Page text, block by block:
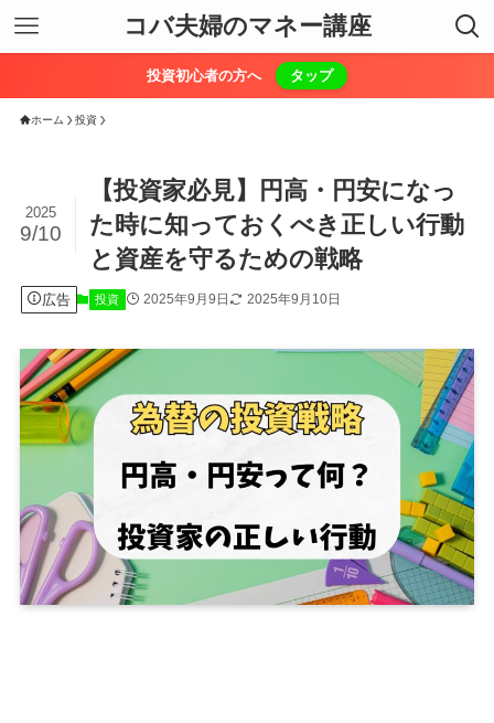
コバ夫婦のマネー講座
投資初心者の方へ タップ
ホーム 投資
【投資家必見】円高・円安になっ
た時に知っておくべき正しい行動
と資産を守るための戦略
2025
9/10
広告 投資 2025年9月9日 2025年9月10日